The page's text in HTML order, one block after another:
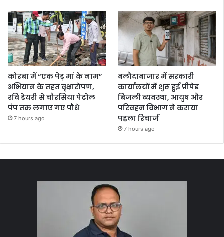
कोरबा में “एक पेड़ मां के नाम”
अभियान के तहत वृक्षारोपण,
रवि डेयरी से चौरसिया पेट्रोल
पंप तक लगाए गए पौधे
7 hours ago
बलौदाबाजार में सरकारी
कार्यालयों में शुरू हुई प्रीपेड
बिजली व्यवस्था, आयुष और
परिवहन विभाग ने कराया
पहला रिचार्ज
7 hours ago